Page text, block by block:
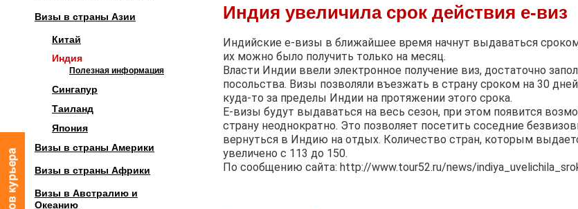
Визы в страны Азии
Китай
Индия
Полезная информация
Сингапур
Таиланд
Япония
Визы в страны Америки
Визы в страны Африки
Визы в Австралию и
Океанию
Индия увеличила срок действия е-виз
Индийские е-визы в ближайшее время начнут выдаваться
их можно было получить только на месяц.
Власти Индии ввели электронное получение виз, достаточно
посольства. Визы позволяли въезжать в страну сроком на 30
куда-то за пределы Индии на протяжении этого срока.
Е-визы будут выдаваться на весь сезон, при этом появится
страну неоднократно. Это позволяет посетить соседние
вернуться в Индию на отдых. Количество стран, которым
увеличено с 113 до 150.
По сообщению сайта: http://www.tour52.ru/news/